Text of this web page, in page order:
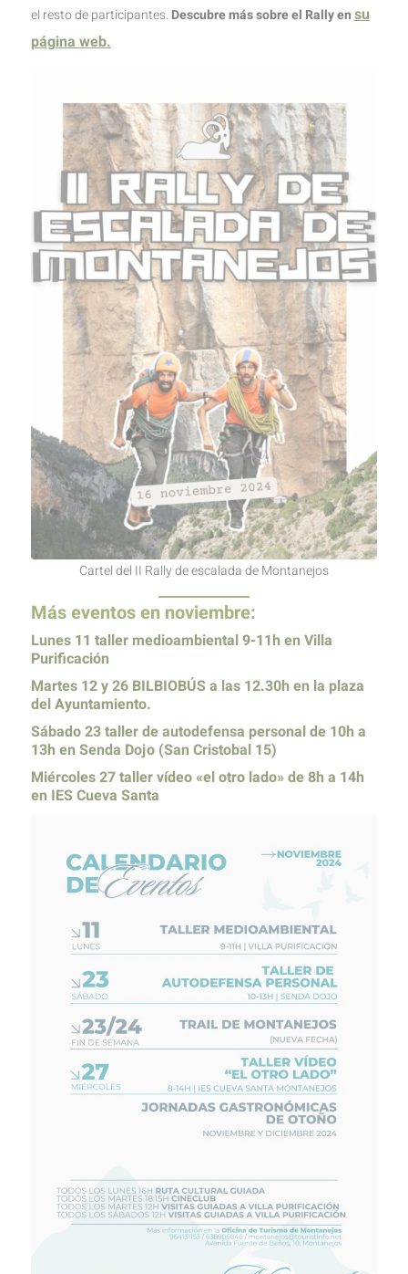
el resto de participantes. Descubre más sobre el Rally ensu
página web.
Cartel del II Rally de escalada de Montanejos
Más eventos en noviembre:
Lunes 11 taller medioambiental 9-11h en Villa
Purificación
Martes 12 y 26 BILBIOBÚS a las 12.30h en la plaza
del Ayuntamiento.
Sábado 23 taller de autodefensa personal de 10h a
13h en Senda Dojo (San Cristobal 15)
Miércoles 27 taller vídeo «el otro lado» de 8h a 14h
en IES Cueva Santa